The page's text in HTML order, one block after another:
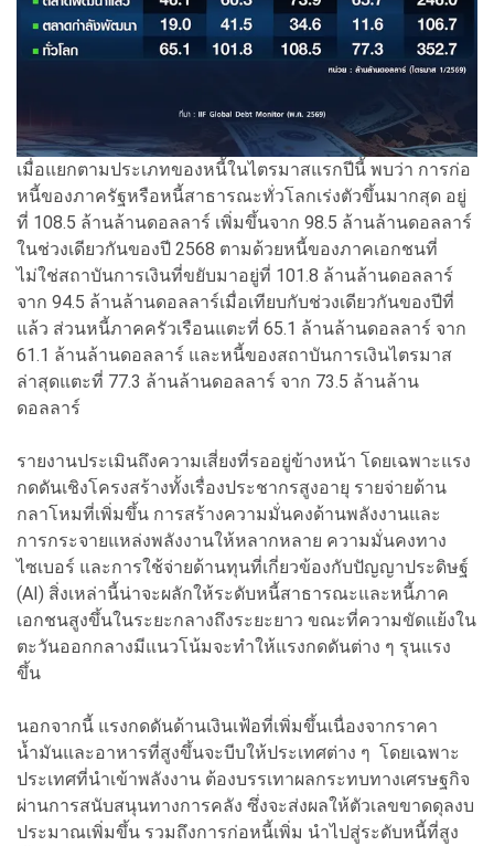
เมื่อแยกตามประเภทของหนี้ในไตรมาสแรกปีนี้ พบว่า การก่อ
หนี้ของภาครัฐหรือหนี้สาธารณะทั่วโลกเร่งตัวขึ้นมากสุด อยู่
ที่ 108.5 ล้านล้านดอลลาร์ เพิ่มขึ้นจาก 98.5 ล้านล้านดอลลาร์
ในช่วงเดียวกันของปี 2568 ตามด้วยหนี้ของภาคเอกชนที่
ไม่ใช่สถาบันการเงินที่ขยับมาอยู่ที่ 101.8 ล้านล้านดอลลาร์
จาก 94.5 ล้านล้านดอลลาร์เมื่อเทียบกับช่วงเดียวกันของปีที่
แล้ว ส่วนหนี้ภาคครัวเรือนแตะที่ 65.1 ล้านล้านดอลลาร์ จาก
61.1 ล้านล้านดอลลาร์ และหนี้ของสถาบันการเงินไตรมาส
ล่าสุดแตะที่ 77.3 ล้านล้านดอลลาร์ จาก 73.5 ล้านล้าน
ดอลลาร์
รายงานประเมินถึงความเสี่ยงที่รออยู่ข้างหน้า โดยเฉพาะแรง
กดดันเชิงโครงสร้างทั้งเรื่องประชากรสูงอายุ รายจ่ายด้าน
กลาโหมที่เพิ่มขึ้น การสร้างความมั่นคงด้านพลังงานและ
การกระจายแหล่งพลังงานให้หลากหลาย ความมั่นคงทาง
ไซเบอร์ และการใช้จ่ายด้านทุนที่เกี่ยวข้องกับปัญญาประดิษฐ์
(AI) สิ่งเหล่านี้น่าจะผลักให้ระดับหนี้สาธารณะและหนี้ภาค
เอกชนสูงขึ้นในระยะกลางถึงระยะยาว ขณะที่ความขัดแย้งใน
ตะวันออกกลางมีแนวโน้มจะทำให้แรงกดดันต่าง ๆ รุนแรง
ขึ้น
นอกจากนี้ แรงกดดันด้านเงินเฟ้อที่เพิ่มขึ้นเนื่องจากราคา
น้ำมันและอาหารที่สูงขึ้นจะบีบให้ประเทศต่าง ๆ โดยเฉพาะ
ประเทศที่นำเข้าพลังงาน ต้องบรรเทาผลกระทบทางเศรษฐกิจ
ผ่านการสนับสนุนทางการคลัง ซึ่งจะส่งผลให้ตัวเลขขาดดุลงบ
ประมาณเพิ่มขึ้น รวมถึงการก่อหนี้เพิ่ม นำไปสู่ระดับหนี้ที่สูง